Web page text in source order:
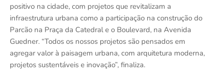
positivo na cidade, com projetos que revitalizam a
infraestrutura urbana como a participação na construção do
Parcão na Praça da Catedral e o Boulevard, na Avenida
Guedner. “Todos os nossos projetos são pensados em
agregar valor à paisagem urbana, com arquitetura moderna,
projetos sustentáveis e inovação”, finaliza.